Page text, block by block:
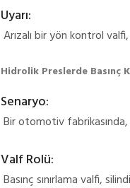
Uyarı:
Arızalı bir yön kontrol
Hidrolik Preslerde Basınç
Senaryo:
Bir otomotiv fabrikasında,
Valf Rolü:
Basınç sınırlama valfi,